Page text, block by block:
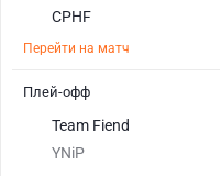
CPHF
Перейти на матч
Team Fiend
YNiP
Плей-офф